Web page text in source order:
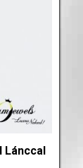
Lánccal